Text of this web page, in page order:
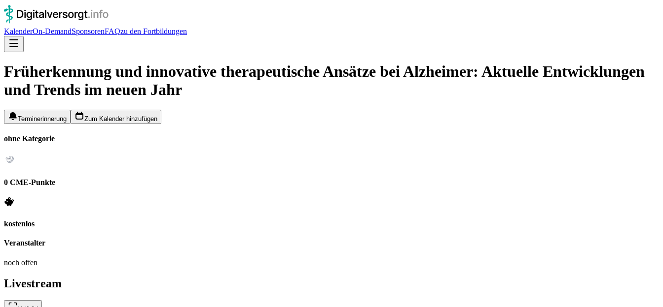
KalenderOn-DemandSponsorenFAQzu den Fortbildungen
Früherkennung und innovative therapeutische Ansätze bei Alzheimer: Aktuelle Entwicklungen
und Trends im neuen Jahr
Terminerinnerung Zum Kalender hinzufügen
ohne Kategorie
0 CME-Punkte
kostenlos
Veranstalter
noch offen
Livestream